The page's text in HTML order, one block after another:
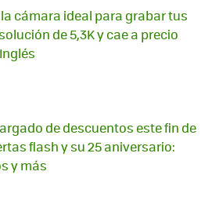
la cámara ideal para grabar tus
de 5,3K y cae a precio
de descuentos este fin de
flash y su 25 aniversario:
y más